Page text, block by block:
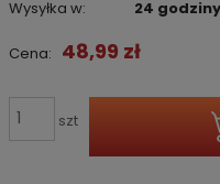
Wysyłka w:
24 godziny
Cena: 48,99 zł
szt